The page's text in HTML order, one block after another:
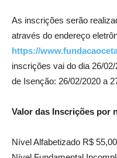
As inscrições serão
através do endereço
https://
inscrições vai do dia 26/
de Isenção: 26/02/2020 a
Valor das Inscrições por
Nível Alfabetizado R$ 55,00